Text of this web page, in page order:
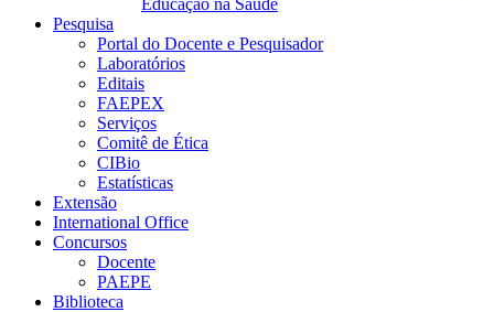
Educação na Saúde
Pesquisa
Portal do Docente e Pesquisador
Laboratórios
Editais
FAEPEX
Serviços
Comitê de Ética
CIBio
Estatísticas
Extensão
International Office
Concursos
Docente
PAEPE
Biblioteca